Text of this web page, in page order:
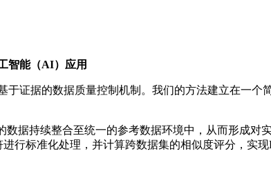
智能（AI）应用
证据的数据质量控制机制。我们的方法建立在一
据持续整合至统一的参考数据环境中，从而形成对
行标准化处理，并计算跨数据集的相似度评分，实